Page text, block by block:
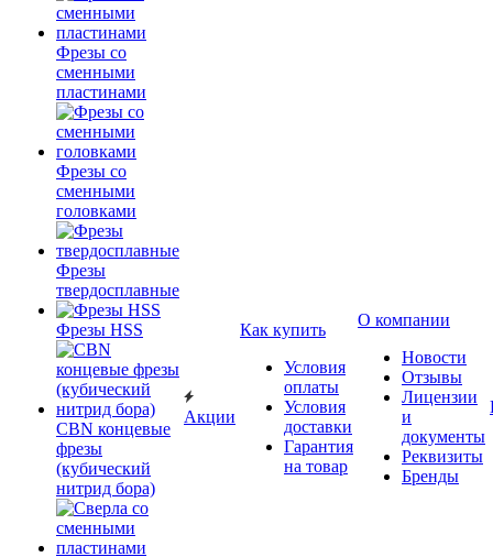
Фрезы со
сменными
пластинами
Фрезы со
сменными
головками
Фрезы
твердосплавные
Фрезы HSS
CBN концевые
фрезы
(кубический
нитрид бора)
Акции
Как купить
Условия
оплаты
Условия
доставки
Гарантия
на товар
О компании
Новости
Отзывы
Лицензии
и
документы
Реквизиты
Бренды